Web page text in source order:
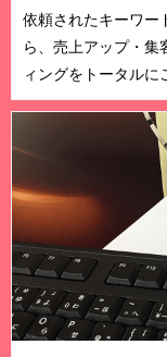
依頼されたキーワー
ら、売上アップ・集
ィングをトータルに